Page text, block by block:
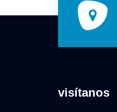
visítanos